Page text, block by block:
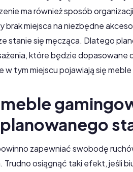
ma również sposób
miejsca na niezbędne
stanie się męcząca. Dlatego
które będzie dopasowane
w tym miejscu pojawiają się
zapewniać swobodę
osiągnąć taki efekt, jeśli